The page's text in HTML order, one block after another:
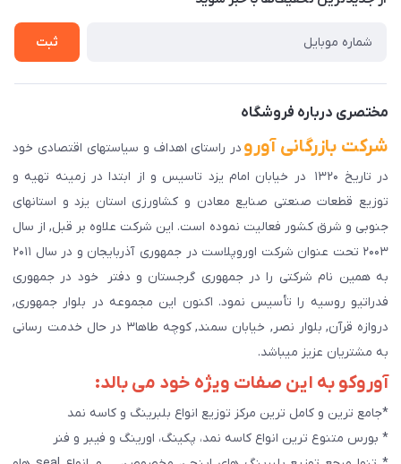
راهنمای ثبت سفارش
سوالات متداول
ثبت
مختصری درباره فروشگاه
شرکت بازرگانی آورو در راستای اهداف و سیاستهای اقتصادی خود
در تاریخ ۱۳۲۰ در خیابان امام یزد تاسیس و از ابتدا در زمینه تهیه و
توزیع قطعات صنعتی صنایع معادن و کشاورزی استان یزد و استانهای
جنوبی و شرق کشور فعالیت نموده است. این شرکت علاوه بر قبل, از سال
۲۰۰۳ تحت عنوان شرکت اوروپلاست در جمهوری آذربایجان و در سال ۲۰۱۱
به همین نام شرکتی را در جمهوری گرجستان و دفتر خود در جمهوری
فدراتیو روسیه را تأسیس نمود. اکنون این مجموعه در بلوار جمهوری,
دروازه قرآن, بلوار نصر, خیابان سمند, کوچه طاها۳ در حال خدمت رسانی
به مشتریان عزیز میباشد.
آوروکو به این صفات ویژه خود می بالد:
*جامع ترین و کامل ترین مرکز توزیع انواع بلبرینگ و کاسه نمد
* بورس متنوع ترین انواع کاسه نمد، پکینگ، اورینگ و فیبر و فنر